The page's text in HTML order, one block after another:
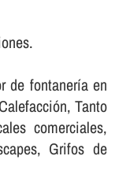
de fontanerí­a en
Tanto
comerciales,
Grifos de